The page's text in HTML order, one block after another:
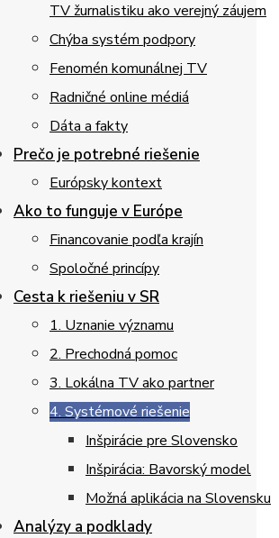
TV žurnalistiku ako verejný záujem
Chýba systém podpory
Fenomén komunálnej TV
Radničné online médiá
Dáta a fakty
Prečo je potrebné riešenie
Európsky kontext
Ako to funguje v Európe
Financovanie podľa krajín
Spoločné princípy
Cesta k riešeniu v SR
1. Uznanie významu
2. Prechodná pomoc
3. Lokálna TV ako partner
4. Systémové riešenie
Inšpirácie pre Slovensko
Inšpirácia: Bavorský model
Možná aplikácia na Slovensku
Analýzy a podklady